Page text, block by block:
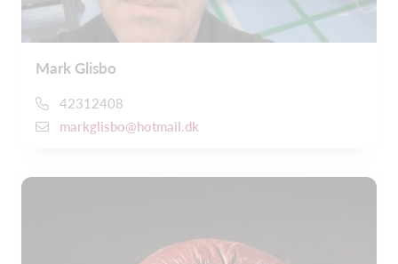
Mark Glisbo
42312408
markglisbo@hotmail.dk